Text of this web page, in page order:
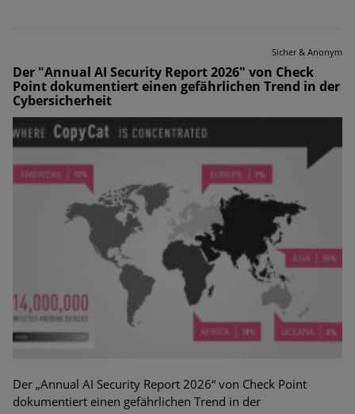
Sicher & Anonym
Der "Annual AI Security Report 2026" von Check
Point dokumentiert einen gefährlichen Trend in der
Cybersicherheit
Der „Annual AI Security Report 2026“ von Check Point
dokumentiert einen gefährlichen Trend in der